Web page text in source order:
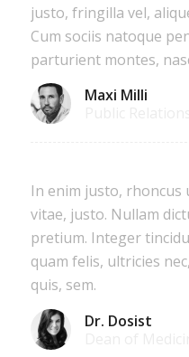
justo, fringilla vel,
Cum sociis natoque
parturient montes,
Maxi Milli
In enim justo, rhoncus
vitae, justo. Nullam
pretium. Integer
quam felis, ultricies
quis, sem.
Dr. Dosist